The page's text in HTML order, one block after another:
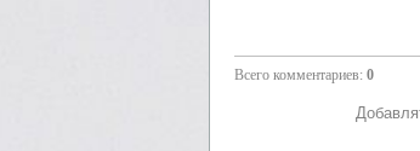
Всего комментариев: 0